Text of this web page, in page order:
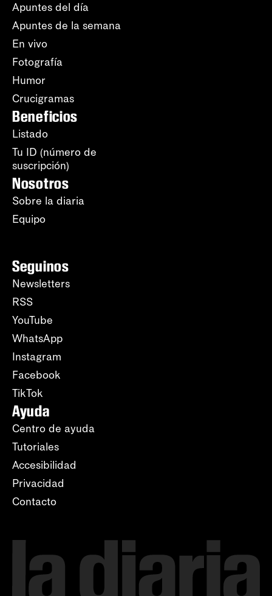
Apuntes del día
Apuntes de la semana
En vivo
Fotografía
Humor
Crucigramas
Beneficios
Listado
Tu ID (número de
suscripción)
Nosotros
Sobre la diaria
Equipo
Seguinos
Newsletters
RSS
YouTube
WhatsApp
Instagram
Facebook
TikTok
Ayuda
Centro de ayuda
Tutoriales
Accesibilidad
Privacidad
Contacto